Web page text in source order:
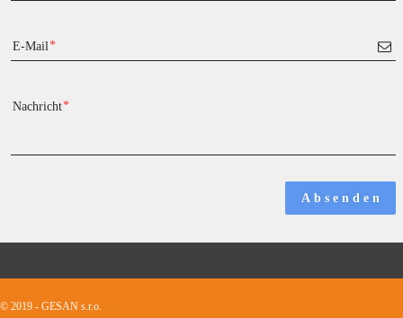
E-Mail
Nachricht
A b s e n d e n
© 2019 - GESAN s.r.o.